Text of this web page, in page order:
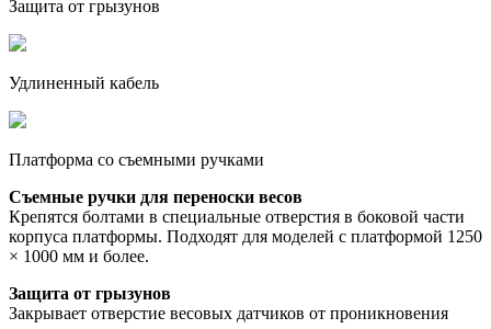
Защита от грызунов
Удлиненный кабель
Платформа со съемными ручками
Съемные ручки для переноски весов
Крепятся болтами в специальные отверстия в боковой части
корпуса платформы. Подходят для моделей с платформой 1250
× 1000 мм и более.
Защита от грызунов
Закрывает отверстие весовых датчиков от проникновения